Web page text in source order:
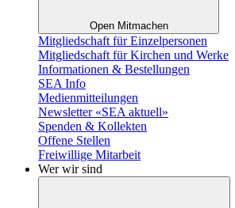
Open Mitmachen
Mitgliedschaft für Einzelpersonen
Mitgliedschaft für Kirchen und Werke
Informationen & Bestellungen
SEA Info
Medienmitteilungen
Newsletter «SEA aktuell»
Spenden & Kollekten
Offene Stellen
Freiwillige Mitarbeit
Wer wir sind